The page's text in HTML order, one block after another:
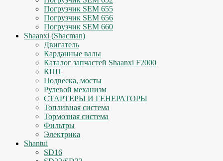
Погрузчик SEM 655
Погрузчик SEM 656
Погрузчик SEM 660
Shaanxi (Shacman)
Двигатель
Карданные валы
Каталог запчастей Shaanxi F2000
КПП
Подвеска, мосты
Рулевой механизм
СТАРТЕРЫ И ГЕНЕРАТОРЫ
Топливная система
Тормозная система
Фильтры
Электрика
Shantui
SD16